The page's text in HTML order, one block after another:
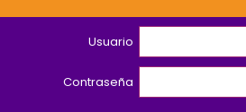
Usuario
Contraseña